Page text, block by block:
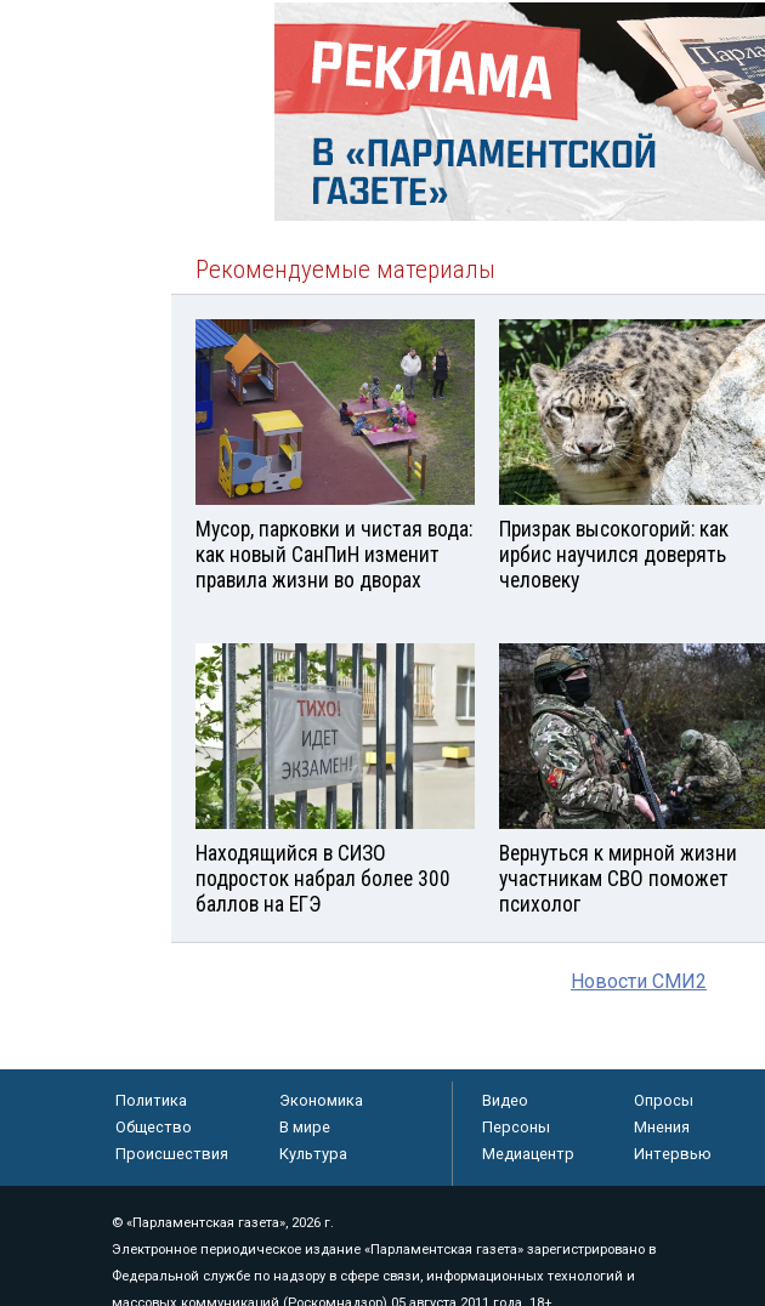
Рекомендуемые материалы
Мусор, парковки и чистая вода:
как новый СанПиН изменит
правила жизни во дворах
Призрак высокогорий: как
ирбис научился доверять
человеку
Находящийся в СИЗО
подросток набрал более 300
баллов на ЕГЭ
Вернуться к мирной жизни
участникам СВО поможет
психолог
Новости СМИ2
Политика
Экономика
Общество
В мире
Происшествия
Культура
Видео Опросы
Персоны
Мнения
Медиацентр
Интервью
© «Парламентская газета», 2026 г.
Электронное периодическое издание «Парламентская газета» зарегистрировано в
Федеральной службе по надзору в сфере связи, информационных технологий и
массовых коммуникаций (Роскомнадзор) 05 августа 2011 года. 18+